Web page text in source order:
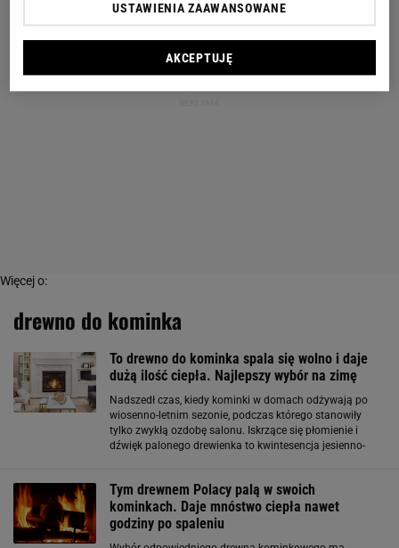
Więcej o:
drewno do kominka
To drewno do kominka spala się wolno i daje
dużą ilość ciepła. Najlepszy wybór na zimę
Nadszedł czas, kiedy kominki w domach odżywają po
wiosenno-letnim sezonie, podczas którego stanowiły
tylko zwykłą ozdobę salonu. Iskrzące się płomienie i
dźwięk palonego drewienka to kwintesencja jesienno-
Tym drewnem Polacy palą w swoich
kominkach. Daje mnóstwo ciepła nawet
godziny po spaleniu
USTAWIENIA ZAAWANSOWANE
AKCEPTUJĘ